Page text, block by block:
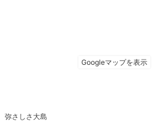
弥さしさ大島